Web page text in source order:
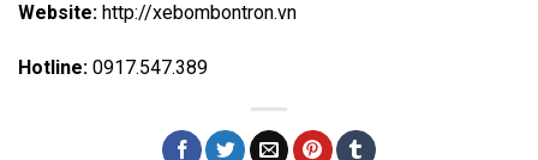
Website: http://xebombontron.vn
Hotline: 0917.547.389